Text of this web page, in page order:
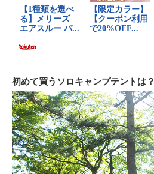
初めて買うソロキャンプテントは？